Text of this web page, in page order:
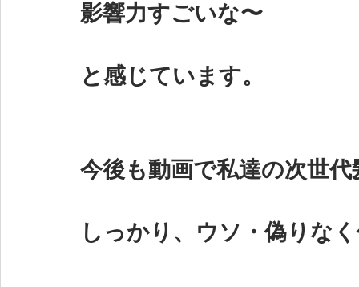
影響力すごいな〜
と感じています。
今後も動画で私達の次世
しっかり、ウソ・偽りな